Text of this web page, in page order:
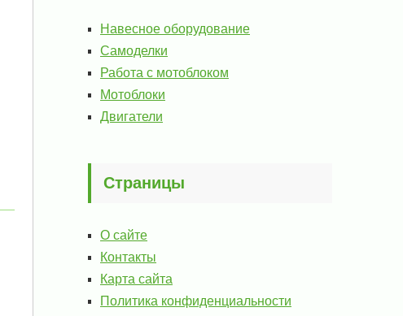
Навесное оборудование
Самоделки
Работа с мотоблоком
Мотоблоки
Двигатели
Страницы
О сайте
Контакты
Карта сайта
Политика конфиденциальности